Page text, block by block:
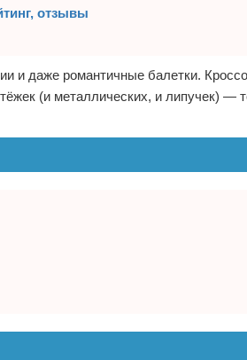
отзывы
и даже романтичные балетки.
(и металлических, и липучек) —